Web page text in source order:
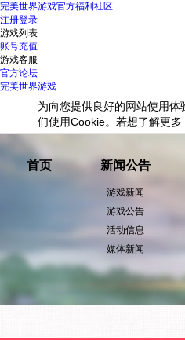
完美世界游戏官方福利社区
注册登录
游戏列表
账号充值
游戏客服
官方论坛
完美世界游戏
为向您提供良好的网站使用
们使用Cookie。若想了解更
首页 新闻公告
游戏新闻
游戏公告
活动信息
媒体新闻